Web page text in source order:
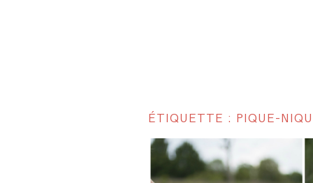
ÉTIQUETTE : PIQUE-